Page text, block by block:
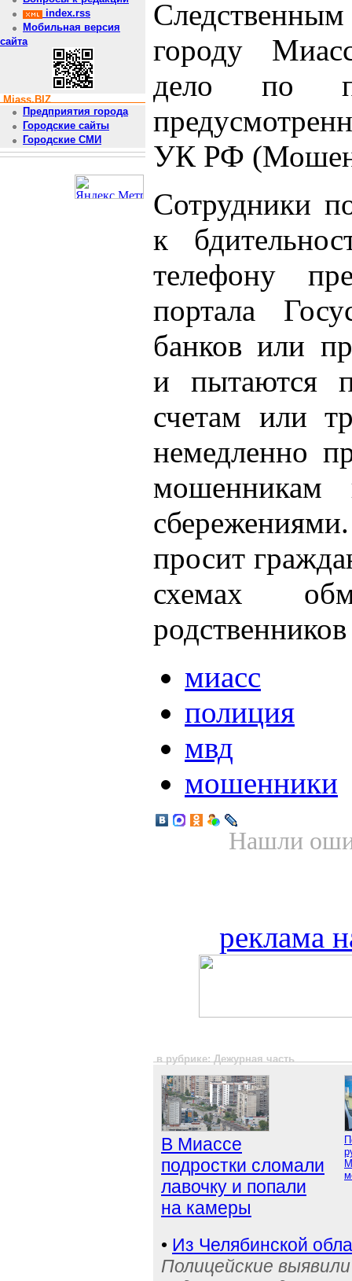
index.rss
Мобильная версия
сайта
Miass.BIZ
Предприятия города
Городские сайты
Городские СМИ
городу
дело по
УК РФ
Сотрудники
к
телефону
портала
банков или
и пытаются
счетам или
немедленно
мошенникам
просит
схемах
миасс
полиция
мвд
мошенники
Нашли
реклама
в рубрике: Дежурная часть
В Миассе
подростки сломали
лавочку и попали
на камеры
• Из Челябинской
Полицейские